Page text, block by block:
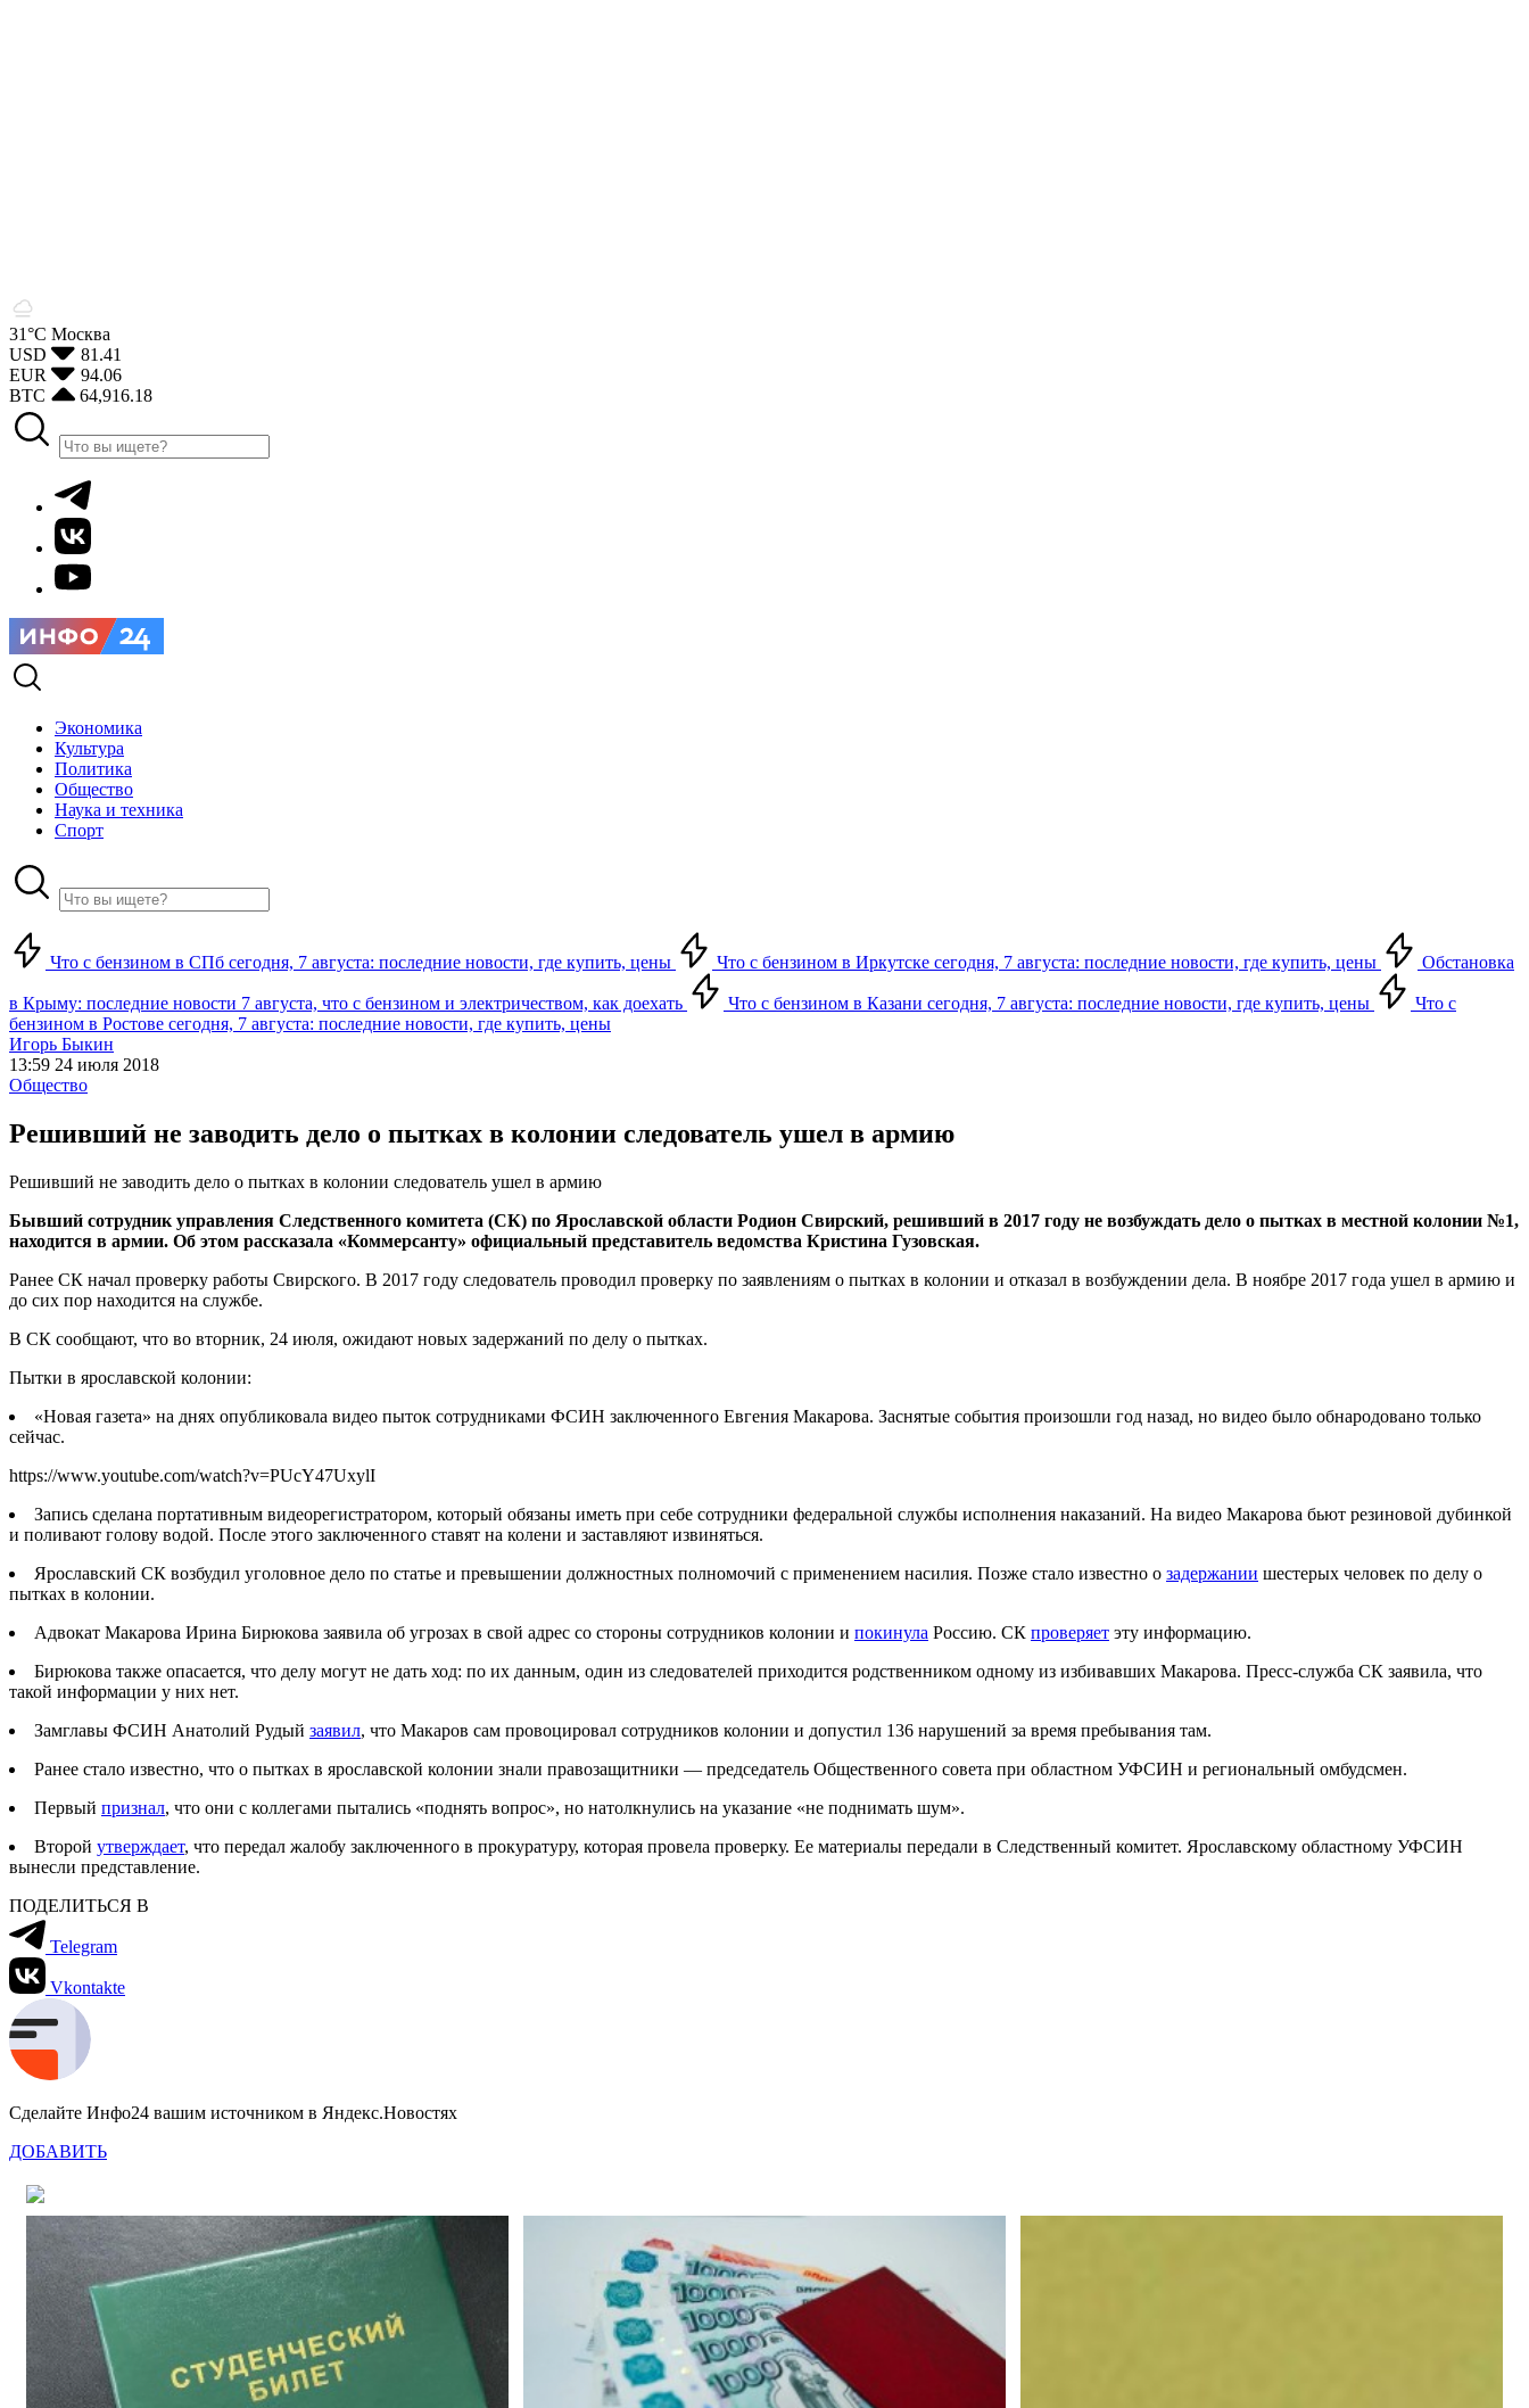
31°С Москва
USD
81.41
EUR
94.06
BTC
64,916.18
Экономика
Культура
Политика
Общество
Наука и техника
Спорт
Что с бензином в СПб сегодня, 7 августа: последние новости, где купить, цены Что с бензином в Иркутске сегодня, 7 августа: последние новости, где купить, цены Обстановка
в Крыму: последние новости 7 августа, что с бензином и электричеством, как доехать Что с бензином в Казани сегодня, 7 августа: последние новости, где купить, цены
Что с
бензином в Ростове сегодня, 7 августа: последние новости, где купить, цены
Игорь Быкин
13:59 24 июля 2018
Общество
Решивший не заводить дело о пытках в колонии следователь ушел в армию
Решивший не заводить дело о пытках в колонии следователь ушел в армию
Бывший сотрудник управления Следственного комитета (СК) по Ярославской области Родион Свирский, решивший в 2017 году не возбуждать дело о пытках в местной колонии №1,
находится в армии. Об этом рассказала «Коммерсанту» официальный представитель ведомства Кристина Гузовская.
Ранее СК начал проверку работы Свирского. В 2017 году следователь проводил проверку по заявлениям о пытках в колонии и отказал в возбуждении дела. В ноябре 2017 года ушел в армию и
до сих пор находится на службе.
В СК сообщают, что во вторник, 24 июля, ожидают новых задержаний по делу о пытках.
Пытки в ярославской колонии:
«Новая газета» на днях опубликовала видео пыток сотрудниками ФСИН заключенного Евгения Макарова. Заснятые события произошли год назад, но видео было обнародовано только
сейчас.
https://www.youtube.com/watch?v=PUcY47UxylI
Запись сделана портативным видеорегистратором, который обязаны иметь при себе сотрудники федеральной службы исполнения наказаний. На видео Макарова бьют резиновой дубинкой
и поливают голову водой. После этого заключенного ставят на колени и заставляют извиняться.
Ярославский СК возбудил уголовное дело по статье и превышении должностных полномочий с применением насилия. Позже стало известно о задержании шестерых человек по делу о
пытках в колонии.
Адвокат Макарова Ирина Бирюкова заявила об угрозах в свой адрес со стороны сотрудников колонии и покинула Россию. СК проверяет эту информацию.
Бирюкова также опасается, что делу могут не дать ход: по их данным, один из следователей приходится родственником одному из избивавших Макарова. Пресс-служба СК заявила, что
такой информации у них нет.
Замглавы ФСИН Анатолий Рудый заявил, что Макаров сам провоцировал сотрудников колонии и допустил 136 нарушений за время пребывания там.
Ранее стало известно, что о пытках в ярославской колонии знали правозащитники — председатель Общественного совета при областном УФСИН и региональный омбудсмен.
Первый признал, что они с коллегами пытались «поднять вопрос», но натолкнулись на указание «не поднимать шум».
Второй утверждает, что передал жалобу заключенного в прокуратуру, которая провела проверку. Ее материалы передали в Следственный комитет. Ярославскому областному УФСИН
вынесли представление.
ПОДЕЛИТЬСЯ В
Telegram
Vkontakte
Сделайте Инфо24 вашим источником в Яндекс.Новостях
ДОБАВИТЬ